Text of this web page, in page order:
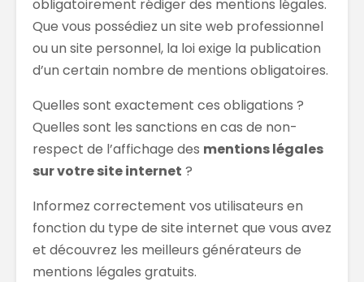
obligatoirement rédiger des mentions légales.
Que vous possédiez un site web professionnel
ou un site personnel, la loi exige la publication
d’un certain nombre de mentions obligatoires.
Quelles sont exactement ces obligations ?
Quelles sont les sanctions en cas de non-
respect de l’affichage des mentions légales
sur votre site internet ?
Informez correctement vos utilisateurs en
fonction du type de site internet que vous avez
et découvrez les meilleurs générateurs de
mentions légales gratuits.